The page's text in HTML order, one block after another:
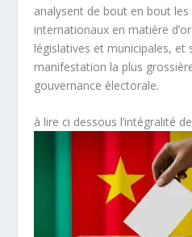
analysent de bout en bout
internationaux en matière
législatives et municipales, et
manifestation la plus
gouvernance électorale.
à lire ci dessous l’intégralité